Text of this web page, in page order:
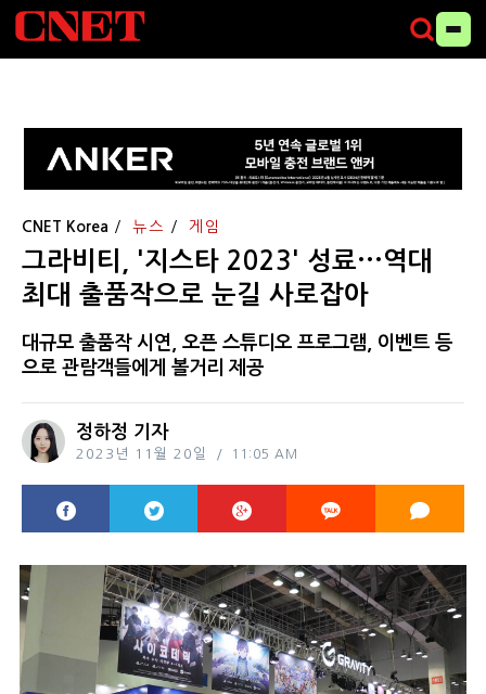
CNET Korea 뉴스 게임
그라비티, '지스타 2023' 성료···역대
최대 출품작으로 눈길 사로잡아
대규모 출품작 시연, 오픈 스튜디오 프로그램, 이벤트 등
으로 관람객들에게 볼거리 제공
정하정 기자
2023년 11월 20일 11:05 AM